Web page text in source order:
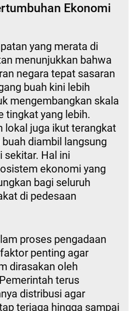
Ekonomi
yang merata di
menunjukkan bahwa
negara tepat sasaran
buah kini lebih
mengembangkan skala
tingkat yang lebih.
lokal juga ikut terangkat
diambil langsung
sekitar. Hal ini
ekonomi yang
bagi seluruh
di pedesaan
proses pengadaan
penting agar
dirasakan oleh
terus
distribusi agar
terjaga hingga sampai